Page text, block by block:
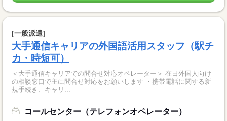
[一般派遣]
大手通信キャリアの外国語活用スタッフ（駅チ
カ・時短可）
＜大手通信キャリアでの問合せ対応オペレーター＞ 在日外国人向け
の相談窓口で主に問合せ対応をお願いします ・携帯電話に関する新
規手続き、キャリ...
コールセンター（テレフォンオペレーター）